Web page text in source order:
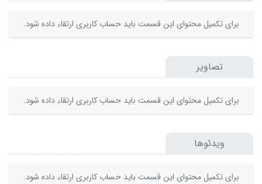
برای تکمیل محتوای این قسمت باید حساب کاربری ارتقاء داده شود.
تصاویر
برای تکمیل محتوای این قسمت باید حساب کاربری ارتقاء داده شود.
ویدئوها
برای تکمیل محتوای این قسمت باید حساب کاربری ارتقاء داده شود.